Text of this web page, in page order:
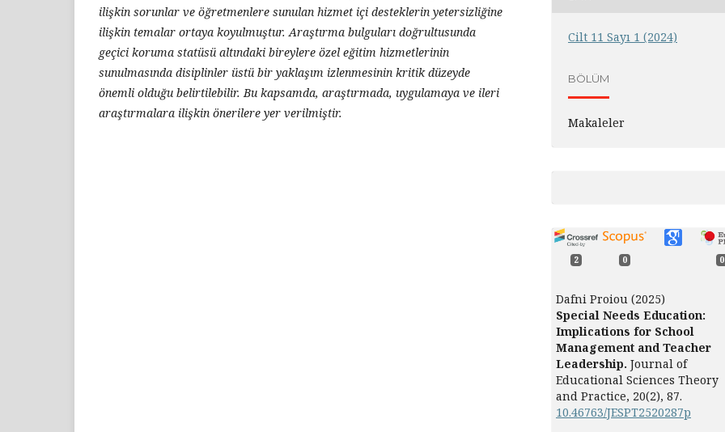
ilişkin sorunlar ve öğretmenlere sunulan hizmet içi desteklerin yetersizliğine
ilişkin temalar ortaya koyulmuştur. Araştırma bulguları doğrultusunda
geçici koruma statüsü altındaki bireylere özel eğitim hizmetlerinin
sunulmasında disiplinler üstü bir yaklaşım izlenmesinin kritik düzeyde
önemli olduğu belirtilebilir. Bu kapsamda, araştırmada, uygulamaya ve ileri
araştırmalara ilişkin önerilere yer verilmiştir.
Cilt 11 Sayı 1 (2024)
BÖLÜM
Makaleler
2 0 0
Dafni Proiou (2025)
Special Needs Education:
Implications for School
Management and Teacher
Leadership. Journal of
Educational Sciences Theory
and Practice, 20(2), 87.
10.46763/JESPT2520287p